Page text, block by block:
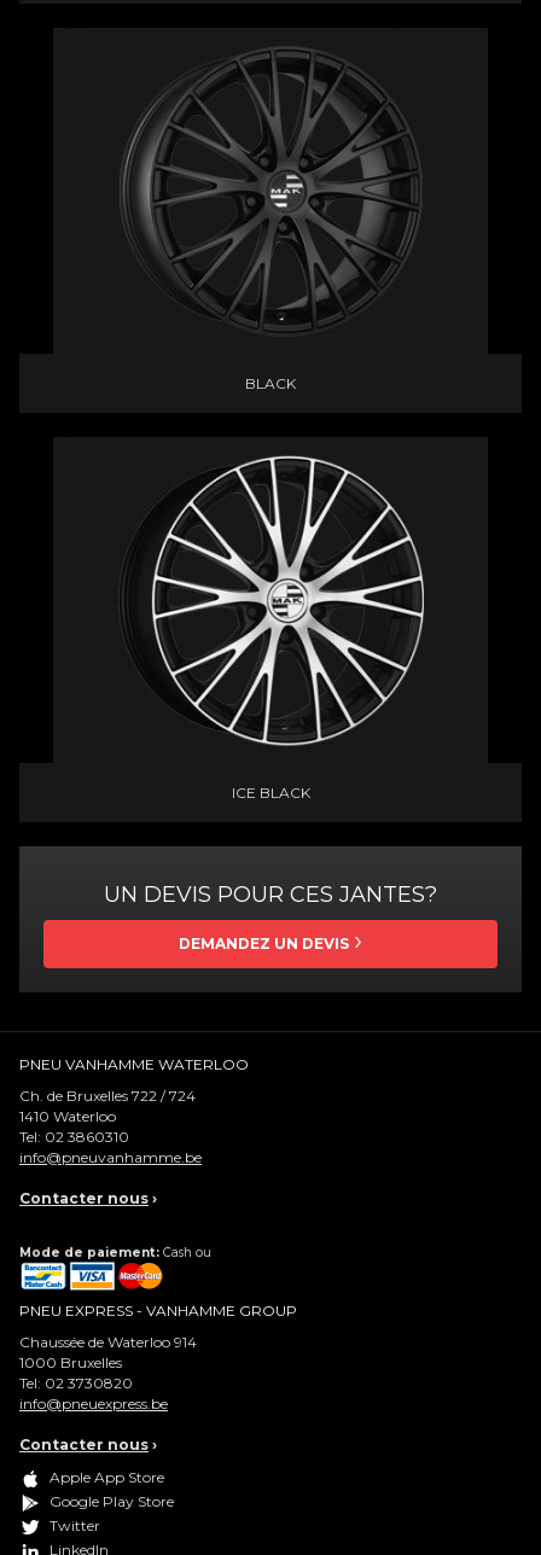
BLACK
ICE BLACK
UN DEVIS POUR CES JANTES?
DEMANDEZ UN DEVIS
PNEU VANHAMME WATERLOO
Ch. de Bruxelles 722 / 724
1410 Waterloo
Tel: 02 3860310
info@pneuvanhamme.be
Contacter nous ›
Mode de paiement: Cash ou
PNEU EXPRESS - VANHAMME GROUP
Chaussée de Waterloo 914
1000 Bruxelles
Tel: 02 3730820
info@pneuexpress.be
Contacter nous ›
Apple App Store
Google Play Store
Twitter
LinkedIn